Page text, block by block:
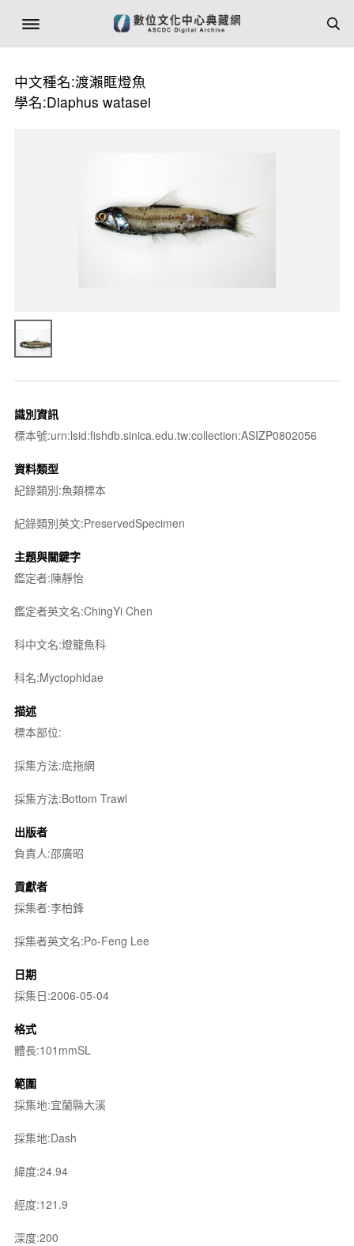
中文種名:渡瀨眶燈魚
學名:Diaphus watasei
識別資訊
標本號:urn:lsid:fishdb.sinica.edu.tw:collection:ASIZP0802056
資料類型
紀錄類別:魚類標本
紀錄類別英文:PreservedSpecimen
主題與關鍵字
鑑定者:陳靜怡
鑑定者英文名:ChingYi Chen
科中文名:燈籠魚科
科名:Myctophidae
描述
標本部位:
採集方法:底拖網
採集方法:Bottom Trawl
出版者
負責人:邵廣昭
貢獻者
採集者:李柏鋒
採集者英文名:Po-Feng Lee
日期
採集日:2006-05-04
格式
體長:101mmSL
範圍
採集地:宜蘭縣大溪
採集地:Dash
緯度:24.94
經度:121.9
深度:200